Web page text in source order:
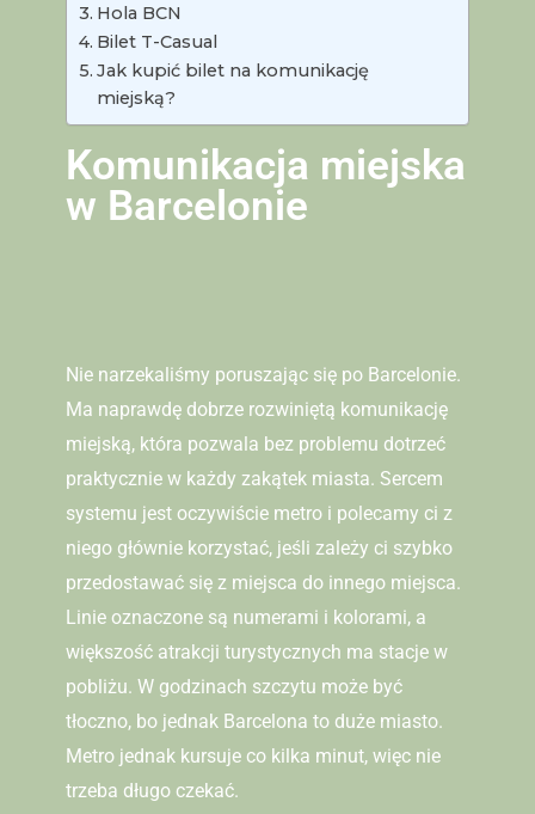
Hola BCN
Bilet T-Casual
Jak kupić bilet na komunikację
miejską?
Komunikacja miejska
w Barcelonie
Nie narzekaliśmy poruszając się po Barcelonie.
Ma naprawdę dobrze rozwiniętą komunikację
miejską, która pozwala bez problemu dotrzeć
praktycznie w każdy zakątek miasta. Sercem
systemu jest oczywiście metro i polecamy ci z
niego głównie korzystać, jeśli zależy ci szybko
przedostawać się z miejsca do innego miejsca.
Linie oznaczone są numerami i kolorami, a
większość atrakcji turystycznych ma stacje w
pobliżu. W godzinach szczytu może być
tłoczno, bo jednak Barcelona to duże miasto.
Metro jednak kursuje co kilka minut, więc nie
trzeba długo czekać.